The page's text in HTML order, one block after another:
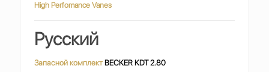
High Perfomance Vanes
Русский
Запасной комплект BECKER KDT 2.80